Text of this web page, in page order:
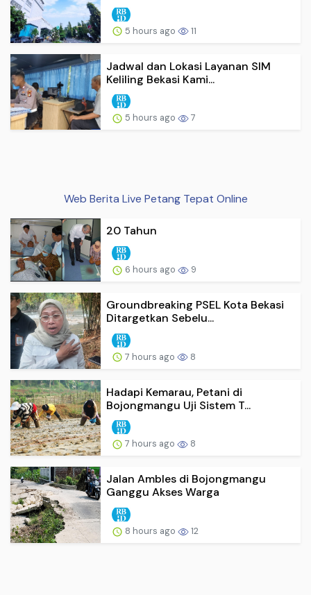
5 hours ago 11
Jadwal dan Lokasi Layanan SIM
Keliling Bekasi Kami...
5 hours ago 7
Web Berita Live Petang Tepat Online
20 Tahun
6 hours ago 9
Groundbreaking PSEL Kota Bekasi
Ditargetkan Sebelu...
7 hours ago 8
Hadapi Kemarau, Petani di
Bojongmangu Uji Sistem T...
7 hours ago 8
Jalan Ambles di Bojongmangu
Ganggu Akses Warga
8 hours ago 12